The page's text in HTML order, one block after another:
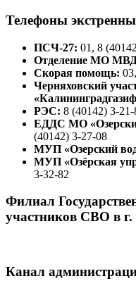
Телефоны
ПСЧ-27: 01, 8
Отделение МО МВД
Скорая помощь:
Черняховский
РЭС: 8 (40142) 3-21-
ЕДДС МО
(40142) 3-27-08
МУП «Озерский
МУП «Озёрская
3-32-82
Филиал
участников СВО в г.
Канал